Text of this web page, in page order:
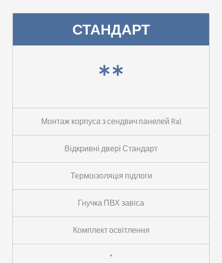
СТАНДАРТ
**
Монтаж корпуса з сендвич панелей Ral
Відкривні двері Стандарт
Термоiзоляцiя пiдлоги
Гнучка ПВХ завіса
Комплект освітлення
*